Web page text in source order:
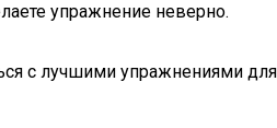
упражнение неверно.
с лучшими упражнениями для